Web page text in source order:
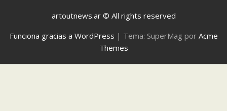
artoutnews.ar © All rights reserved
Funciona gracias a WordPress | Tema: SuperMag por Acme
Themes